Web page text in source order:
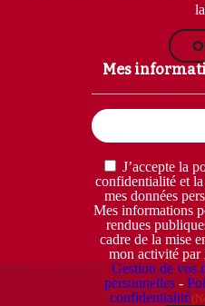
Mes
J’accepte la
confidentialité et
mes données
Mes informations
rendues
cadre de la mise
mon activité
Gestion de vos
personnelles -
confidentialité